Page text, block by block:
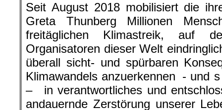
Seit August 2018 mobilisiert die
Greta Thunberg Millionen
freitäglichen Klimastreik, auf
Organisatoren dieser Welt
überall sicht- und spürbaren
Klimawandels anzuerkennen - und
– in verantwortliches und
andauernde Zerstörung unserer